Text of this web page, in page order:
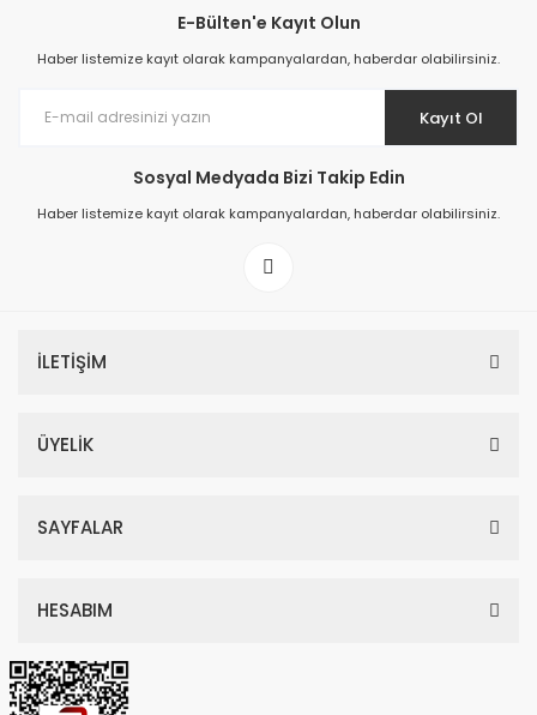
Prime ArtDECO Duvar Kağıdı Tutkalı 500 gr
149,00 TL
E-Bülten'e Kayıt Olun
Haber listemize kayıt olarak kampanyalardan, haberdar olabilirsiniz.
Kayıt Ol
Sosyal Medyada Bizi Takip Edin
Haber listemize kayıt olarak kampanyalardan, haberdar olabilirsiniz.
İLETİŞİM
ÜYELİK
SAYFALAR
HESABIM